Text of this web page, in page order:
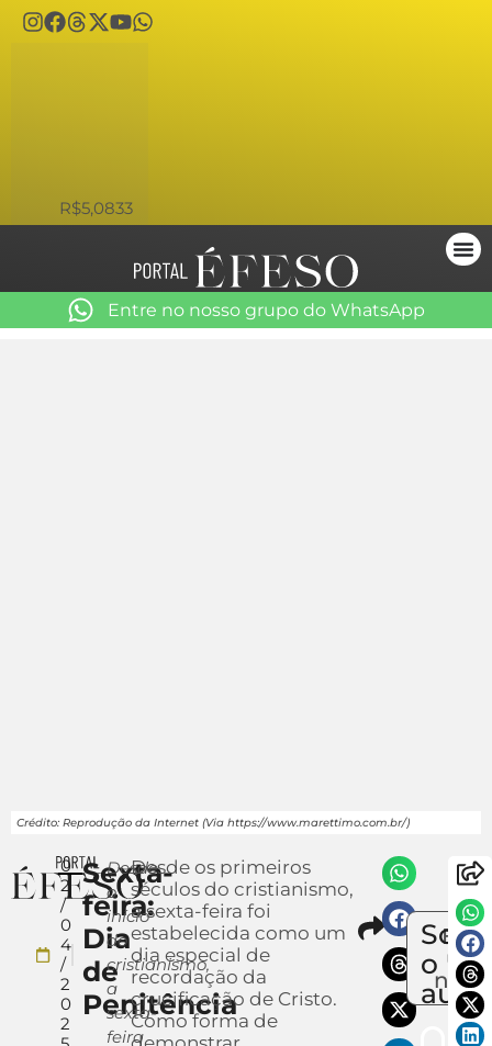
R$5,0833
Entre no nosso grupo do WhatsApp
Crédito: Reprodução da Internet (Via https://www.marettimo.com.br/)
0
2
/
0
4
/
2
0
2
Sexta-
feira:
Dia
de
Penitência
Desde
o
início
do
cristianismo,
a
sexta-
feira
Desde os primeiros
séculos do cristianismo,
a sexta-feira foi
estabelecida como um
dia especial de
recordação da
crucificação de Cristo.
Como forma de
o